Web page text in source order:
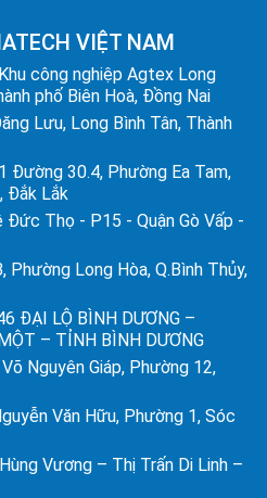
VIỆT NAM
công nghiệp Agtex Long
phố Biên Hoà, Đồng Nai
Lưu, Long Bình Tân, Thành
Đường 30.4, Phường Ea Tam,
Đắk Lắk
Đức Thọ - P15 - Quận Gò Vấp -
Phường Long Hòa, Q.Bình Thủy,
ĐẠI LỘ BÌNH DƯƠNG –
– TỈNH BÌNH DƯƠNG
Nguyên Giáp, Phường 12,
Văn Hữu, Phường 1, Sóc
Vương – Thị Trấn Di Linh –